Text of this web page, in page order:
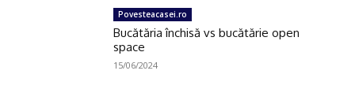
Povesteacasei.ro
Bucătăria închisă vs bucătărie open
space
15/06/2024